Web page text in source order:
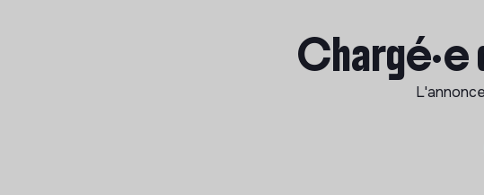
Chargé·e